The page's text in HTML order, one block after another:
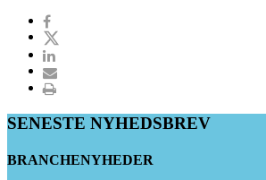
SENESTE NYHEDSBREV
BRANCHENYHEDER